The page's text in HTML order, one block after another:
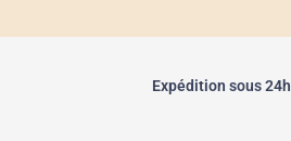
Expédition sous 24h